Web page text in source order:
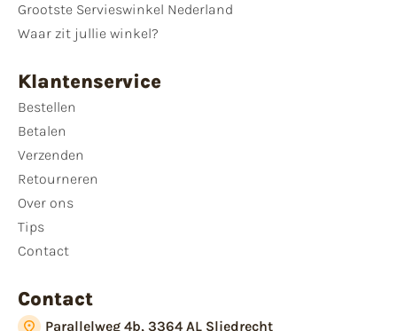
Grootste Servieswinkel Nederland
Waar zit jullie winkel?
Klantenservice
Bestellen
Betalen
Verzenden
Retourneren
Over ons
Tips
Contact
Contact
Parallelweg 4b, 3364 AL Sliedrecht